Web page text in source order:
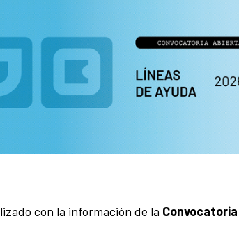
con la información de la Convocatoria